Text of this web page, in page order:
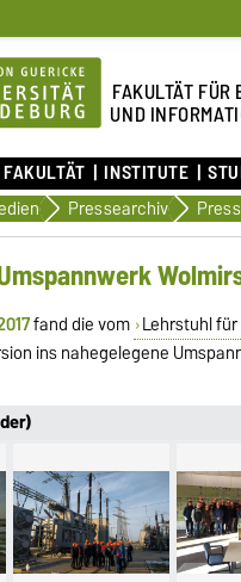
FAKULTÄT
UND
FAKULTÄT INSTITUTE
Pressearchiv
fand die vom Lehrstuhl
ins nahegelegene